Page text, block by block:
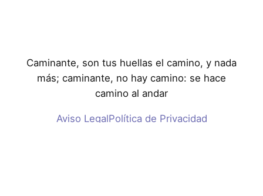
Caminante, son tus huellas el camino, y nada
más; caminante, no hay camino: se hace
camino al andar
Aviso LegalPolítica de Privacidad